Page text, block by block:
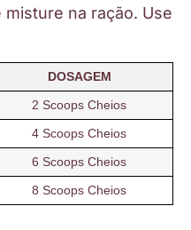
na ração. Use
DOSAGEM
2 Scoops Cheios
4 Scoops Cheios
6 Scoops Cheios
8 Scoops Cheios